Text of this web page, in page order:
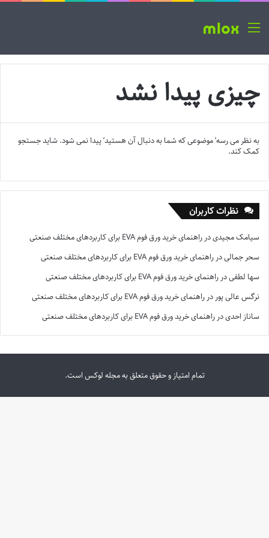
منو
چیزی پیدا نشد
به نظر می رسه’ موضوعی که شما به دنبال آن هستید’ پیدا نمی شود. شاید جستجو
کمک کند.
نظرات کاربران
سیامک مجیدیدر راهنمای خرید ورق فوم EVA برای کاربردهای مختلف صنعتی
سحر جمالیدر راهنمای خرید ورق فوم EVA برای کاربردهای مختلف صنعتی
سها لطفیدر راهنمای خرید ورق فوم EVA برای کاربردهای مختلف صنعتی
نرگس عالی پور در راهنمای خرید ورق فوم EVA برای کاربردهای مختلف صنعتی
ساناز احدیدر راهنمای خرید ورق فوم EVA برای کاربردهای مختلف صنعتی
تمام امتیاز و حقوق متعلق به مجله لوکس است.